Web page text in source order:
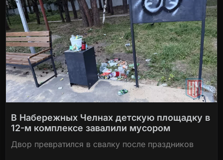
В Набережных Челнах детскую площадку в
12-м комплексе завалили мусором
Двор превратился в свалку после праздников